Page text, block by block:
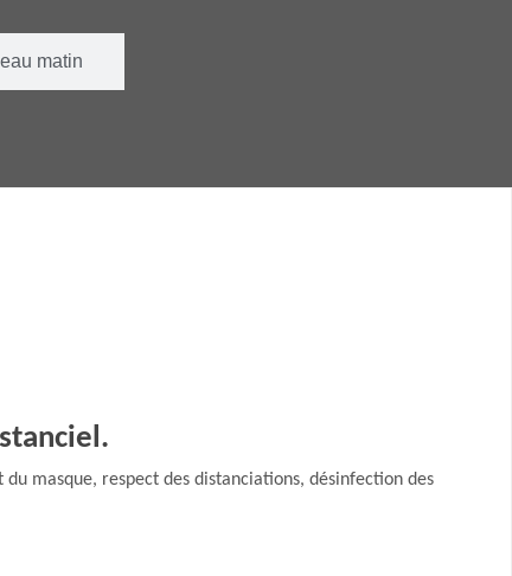
matin
masque, respect des distanciations, désinfection des